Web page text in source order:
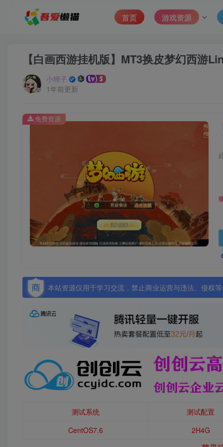
首页 游戏资源
【白画西游挂机版】MT3换皮梦幻西游
小狸子
1年前更新
免费资源
本站资源仅用于学习交流，禁止商业运营与违法、侵权
测试系统
测试配置
CentOS7.6
2H4G